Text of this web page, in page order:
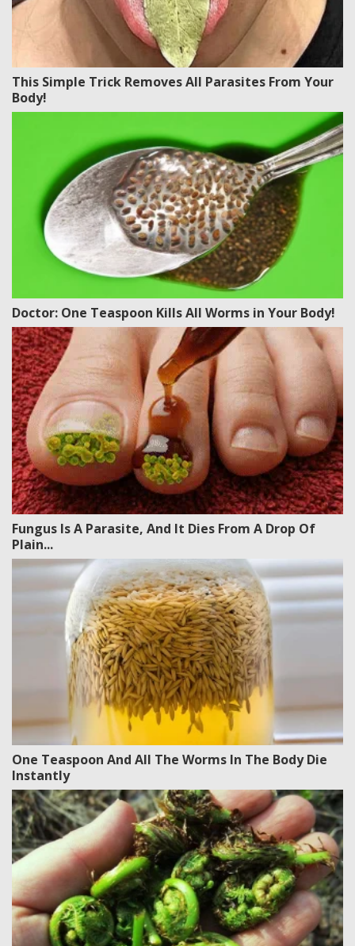
This Simple Trick Removes All Parasites From Your
Body!
Doctor: One Teaspoon Kills All Worms in Your Body!
Fungus Is A Parasite, And It Dies From A Drop Of
Plain...
One Teaspoon And All The Worms In The Body Die
Instantly